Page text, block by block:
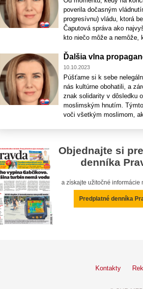
poverila dočasným
progresívnu) vládu, ktorá
Čaputová správa ako
kto niečo môže a nemôže,
Ďalšia vlna
10.10.2023
Púšťame si k sebe
nás kultúrne obohatili, a
znak solidarity v dôsledku
moslimským hnutím.
voči všetkým moslimom,
Objednajte si
denníka
a získajte užitočné informácie
Predplatné denníka
Kontakty